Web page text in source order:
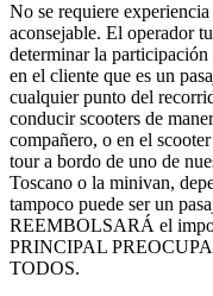
No se requiere
aconsejable. El operador
determinar la
en el cliente que es un
cualquier punto del
conducir scooters de
compañero, o en el
tour a bordo de uno de
Toscano o la minivan,
tampoco puede ser un
REEMBOLSARÁ el
PRINCIPAL
TODOS.